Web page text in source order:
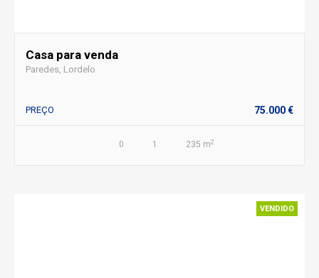
Casa para venda
Paredes, Lordelo
PREÇO 75.000 €
0 1 235 m2
VENDIDO